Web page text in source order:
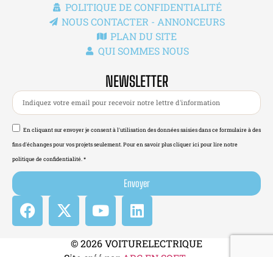
POLITIQUE DE CONFIDENTIALITÉ
NOUS CONTACTER - ANNONCEURS
PLAN DU SITE
QUI SOMMES NOUS
NEWSLETTER
En cliquant sur envoyer je consent à l'utilisation des données saisies dans ce formulaire à des
fins d'échanges pour vos projets seulement. Pour en savoir plus cliquer ici pour lire notre
politique de confidentialité. *
Envoyer
© 2026 VOITURELECTRIQUE